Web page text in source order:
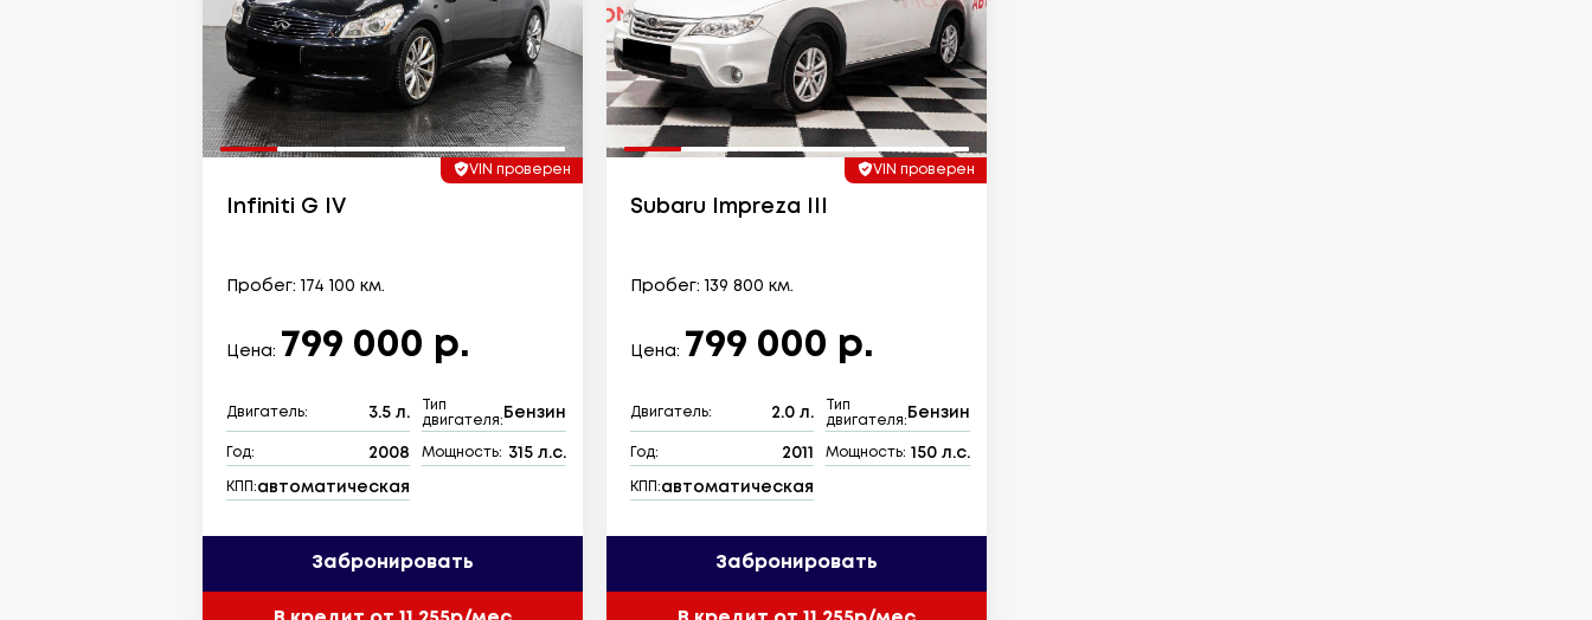
VIN проверен
Infiniti G IV
Пробег: 174 100 км.
Цена: 799 000 р.
Двигатель: 3.5 л.
Тип
двигателя:
Бензин
Год: 2008 Мощность: 315 л.с.
КПП:автоматическая
Забронировать
VIN проверен
Subaru Impreza III
Пробег: 139 800 км.
Цена: 799 000 р.
Двигатель: 2.0 л.
Тип
двигателя:
Бензин
Год: 2011 Мощность: 150 л.с.
КПП:автоматическая
Забронировать